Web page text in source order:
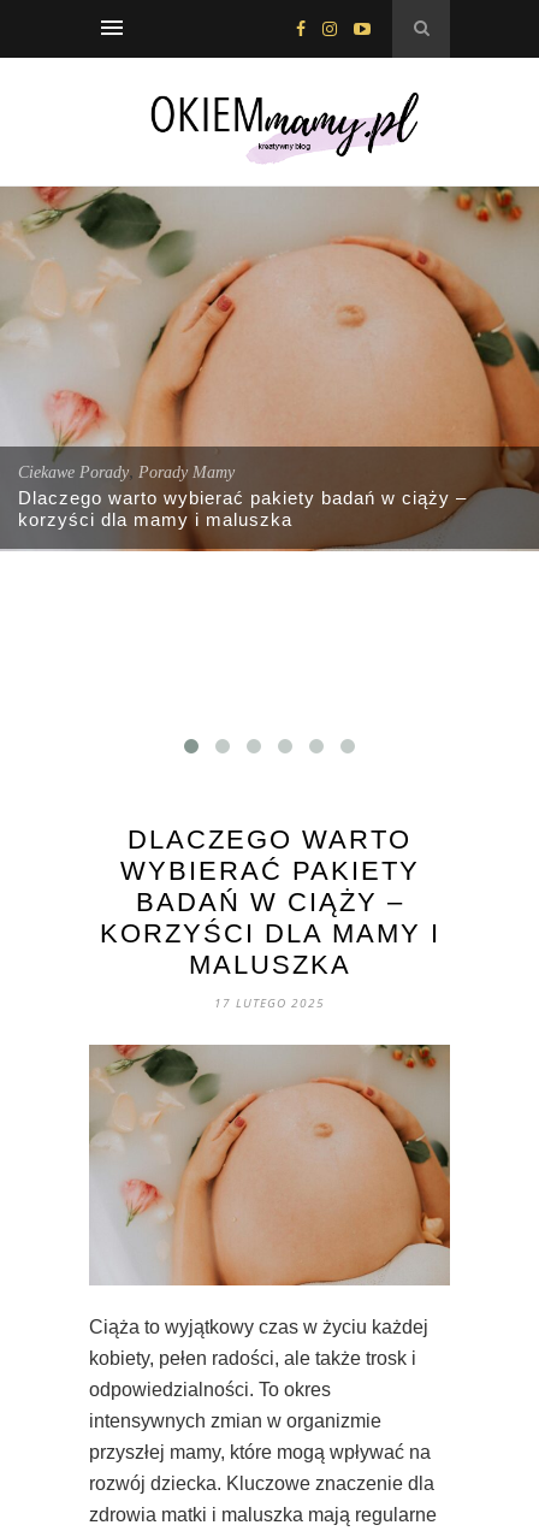
Ciekawe Porady, Porady Mamy
Dlaczego warto wybierać pakiety badań w ciąży –
korzyści dla mamy i maluszka
DLACZEGO WARTO
WYBIERAĆ PAKIETY
BADAŃ W CIĄŻY –
KORZYŚCI DLA MAMY I
MALUSZKA
17 LUTEGO 2025
Ciąża to wyjątkowy czas w życiu każdej
kobiety, pełen radości, ale także trosk i
odpowiedzialności. To okres
intensywnych zmian w organizmie
przyszłej mamy, które mogą wpływać na
rozwój dziecka. Kluczowe znaczenie dla
zdrowia matki i maluszka mają regularne